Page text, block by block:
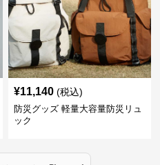
¥11,140 (税込)
防災グッズ 軽量大容量防災リュ
ック